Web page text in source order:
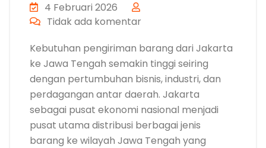
4 Februari 2026
Tidak ada komentar
Kebutuhan pengiriman barang dari Jakarta
ke Jawa Tengah semakin tinggi seiring
dengan pertumbuhan bisnis, industri, dan
perdagangan antar daerah. Jakarta
sebagai pusat ekonomi nasional menjadi
pusat utama distribusi berbagai jenis
barang ke wilayah Jawa Tengah yang